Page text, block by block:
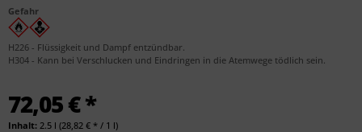
Gefahr
H226 - Flüssigkeit und Dampf entzündbar.
H304 - Kann bei Verschlucken und Eindringen in die Atemwege tödlich sein.
72,05 € *
Inhalt: 2.5 l (28,82 € * / 1 l)